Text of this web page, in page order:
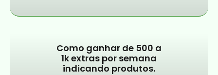
Como ganhar de 500 a
1k extras por semana
indicando produtos.